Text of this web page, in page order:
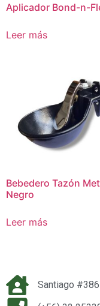
Aplicador Bond-n-
Leer más
Bebedero Tazón
Negro
Leer más
Santiago